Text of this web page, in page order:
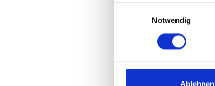
Notwendig
Ablehnen